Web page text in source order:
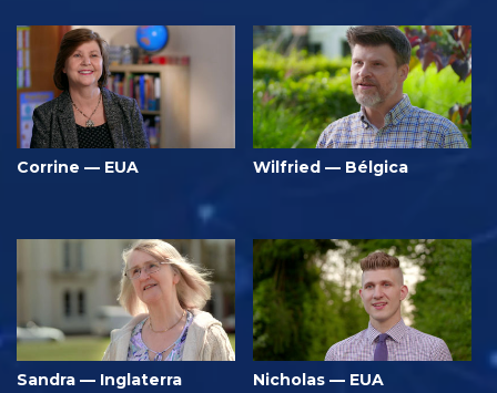
Corrine — EUA Wilfried — Bélgica
Sandra — Inglaterra Nicholas — EUA